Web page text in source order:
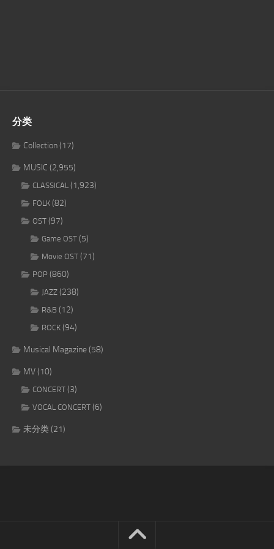
分类
Collection(17)
MUSIC (2,955)
CLASSICAL (1,923)
FOLK (82)
OST (97)
Game OST (5)
Movie OST (71)
POP (860)
JAZZ (238)
R&B (12)
ROCK (94)
Musical Magazine(58)
MV(10)
CONCERT (3)
VOCAL CONCERT (6)
未分类(21)